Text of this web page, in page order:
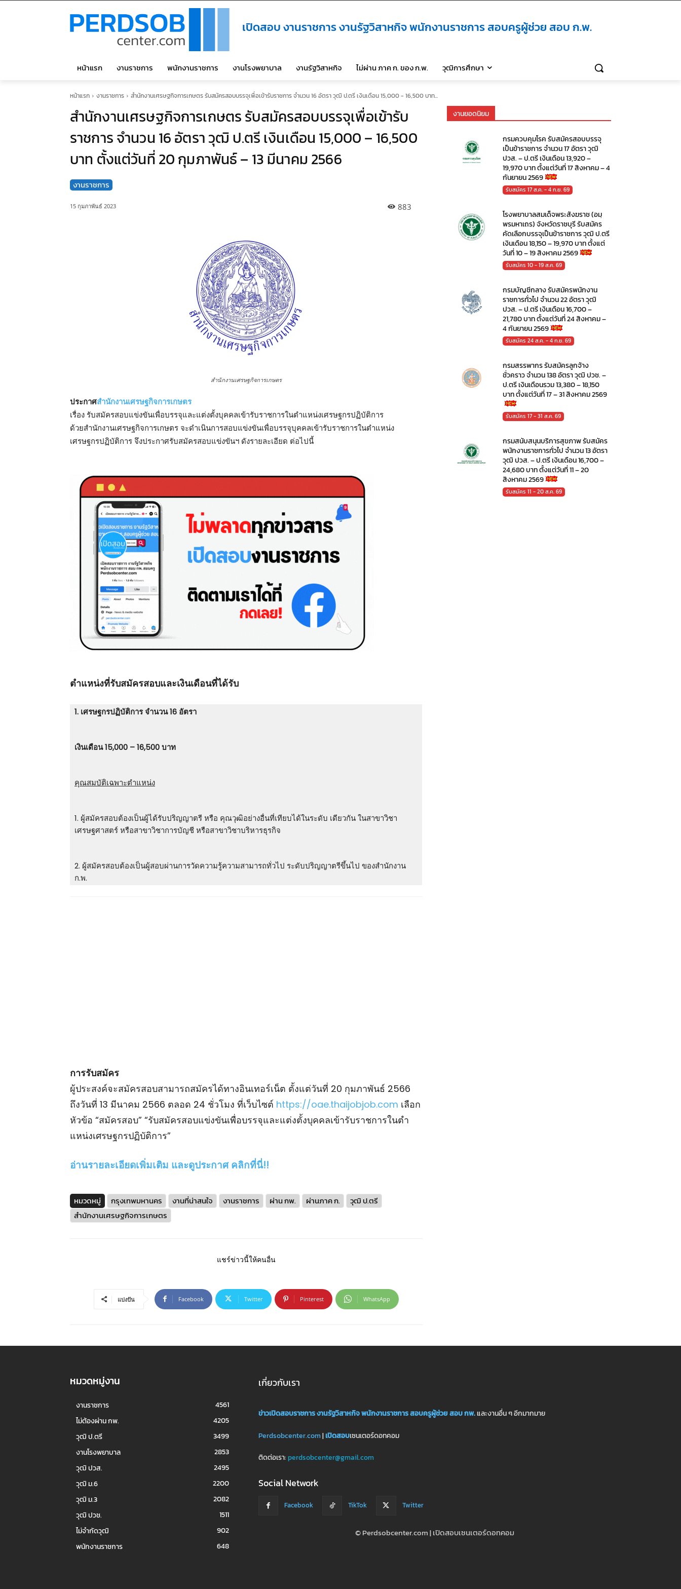
เปิดสอบ งานราชการ งานรัฐวิสาหกิจ พนักงานราชการ สอบครูผู้ช่วย สอบ ก.พ.
หน้าแรก งานราชการ พนักงานราชการ งานโรงพยาบาล งานรัฐวิสาหกิจ ไม่ผ่าน ภาค ก. ของ ก.พ. วุฒิการศึกษา
หน้าแรก งานราชการ สำนักงานเศรษฐกิจการเกษตร รับสมัครสอบบรรจุเพื่อเข้ารับราชการ จำนวน 16 อัตรา วุฒิ ป.ตรี เงินเดือน 15,000 - 16,500 บาท...
สำนักงานเศรษฐกิจการเกษตร รับสมัครสอบบรรจุเพื่อเข้ารับ
ราชการ จำนวน 16 อัตรา วุฒิ ป.ตรี เงินเดือน 15,000 – 16,500
บาท ตั้งแต่วันที่ 20 กุมภาพันธ์ – 13 มีนาคม 2566
งานราชการ
15 กุมภาพันธ์ 2023 883
สำนักงานเศรษฐกิจการเกษตร
ประกาศสํานักงานเศรษฐกิจการเกษตร
เรื่อง รับสมัครสอบแข่งขันเพื่อบรรจุและแต่งตั้งบุคคลเข้ารับราชการในตําแหน่งเศรษฐกรปฏิบัติการ
ด้วยสํานักงานเศรษฐกิจการเกษตร จะดําเนินการสอบแข่งขันเพื่อบรรจุบุคคลเข้ารับราชการในตําแหน่ง
เศรษฐกรปฏิบัติการ จึงประกาศรับสมัครสอบแข่งขันฯ ดังรายละเอียด ต่อไปนี้
ตําแหน่งที่รับสมัครสอบและเงินเดือนที่ได้รับ
1. เศรษฐกรปฏิบัติการ จำนวน 16 อัตรา
เงินเดือน 15,000 – 16,500 บาท
คุณสมบัติเฉพาะตำแหน่ง
1. ผู้สมัครสอบต้องเป็นผู้ได้รับปริญญาตรี หรือ คุณวุฒิอย่างอื่นที่เทียบได้ในระดับ เดียวกัน ในสาขาวิชา
เศรษฐศาสตร์ หรือสาขาวิชาการบัญชี หรือสาขาวิชาบริหารธุรกิจ
2. ผู้สมัครสอบต้องเป็นผู้สอบผ่านการวัดความรู้ความสามารถทั่วไป ระดับปริญญาตรีขึ้นไป ของสํานักงาน
ก.พ.
การรับสมัคร
ผู้ประสงค์จะสมัครสอบสามารถสมัครได้ทางอินเทอร์เน็ต ตั้งแต่วันที่ 20 กุมภาพันธ์ 2566
ถึงวันที่ 13 มีนาคม 2566 ตลอด 24 ชั่วโมง ที่เว็บไซต์ https://oae.thaijobjob.com เลือก
หัวข้อ “สมัครสอบ” “รับสมัครสอบแข่งขันเพื่อบรรจุและแต่งตั้งบุคคลเข้ารับราชการในตํา
แหน่งเศรษฐกรปฏิบัติการ”
อ่านรายละเอียดเพิ่มเติม และดูประกาศ คลิกที่นี่!!
หมวดหมู่ กรุงเทพมหานคร งานที่น่าสนใจ งานราชการ ผ่าน กพ. ผ่านภาค ก.
วุฒิ ป.ตรี
สำนักงานเศรษฐกิจการเกษตร
แชร์ข่าวนี้ให้คนอื่น
แบ่งปัน Facebook Twitter Pinterest WhatsApp
งานยอดนิยม
กรมควบคุมโรค รับสมัครสอบบรรจุ
เป็นข้าราชการ จำนวน 17 อัตรา วุฒิ
ปวส. – ป.ตรี เงินเดือน 13,920 –
19,970 บาท ตั้งแต่วันที่ 17 สิงหาคม – 4
กันยายน 2569
รับสมัคร 17 ส.ค. - 4 ก.ย. 69
โรงพยาบาลสมเด็จพระสังฆราช (อมฺ
พรมหาเถร) จังหวัดราชบุรี รับสมัคร
คัดเลือกบรรจุเป็นข้าราชการ วุฒิ ป.ตรี
เงินเดือน 18,150 – 19,970 บาท ตั้งแต่
วันที่ 10 – 19 สิงหาคม 2569
รับสมัคร 10 - 19 ส.ค. 69
กรมบัญชีกลาง รับสมัครพนักงาน
ราชการทั่วไป จำนวน 22 อัตรา วุฒิ
ปวส. – ป.ตรี เงินเดือน 16,700 –
21,780 บาท ตั้งแต่วันที่ 24 สิงหาคม –
4 กันยายน 2569
รับสมัคร 24 ส.ค. - 4 ก.ย. 69
กรมสรรพากร รับสมัครลูกจ้าง
ชั่วคราว จำนวน 138 อัตรา วุฒิ ปวช. –
ป.ตรี เงินเดือนรวม 13,380 – 18,150
บาท ตั้งแต่วันที่ 17 – 31 สิงหาคม 2569
รับสมัคร 17 - 31 ส.ค. 69
กรมสนับสนุนบริการสุขภาพ รับสมัคร
พนักงานราชการทั่วไป จำนวน 13 อัตรา
วุฒิ ปวส. – ป.ตรี เงินเดือน 16,700 –
24,680 บาท ตั้งแต่วันที่ 11 – 20
สิงหาคม 2569
รับสมัคร 11 - 20 ส.ค. 69
หมวดหมู่งาน
งานราชการ
4561
ไม่ต้องผ่าน กพ.
4205
วุฒิ ป.ตรี
3499
งานโรงพยาบาล
2853
วุฒิ ปวส.
2495
วุฒิ ม.6
2200
วุฒิ ม.3
2082
วุฒิ ปวช.
1511
ไม่จำกัดวุฒิ
902
พนักงานราชการ
648
เกี่ยวกับเรา
ข่าวเปิดสอบราชการงานรัฐวิสาหกิจพนักงานราชการสอบครูผู้ช่วยสอบ กพ.และงานอื่น ๆ อีกมากมาย
Perdsobcenter.com|เปิดสอบเซนเตอร์ดอทคอม
ติดต่อเรา: perdsobcenter@gmail.com
Social Network
Facebook TikTok Twitter
© Perdsobcenter.com | เปิดสอบเซนเตอร์ดอทคอม